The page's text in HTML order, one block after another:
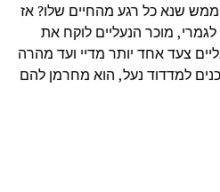
שנא כל רגע מהחיים שלו? אז
מוכר הנעליים לוקח את
צעד אחד יותר מדיי ועד מהרה
למדדוד נעל, הוא מחרמן להם